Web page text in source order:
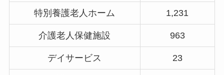
特別養護老人ホーム 1,231
介護老人保健施設 963
デイサービス 23